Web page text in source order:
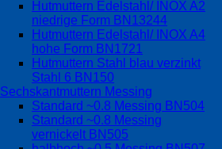
Hutmuttern Edelstahl/ INOX A2
niedrige Form BN13244
Hutmuttern Edelstahl/ INOX A4
hohe Form BN1721
Hutmuttern Stahl blau verzinkt
Stahl 6 BN150
Sechskantmuttern Messing
Standard ~0.8 Messing BN504
Standard ~0.8 Messing
vernickelt BN505